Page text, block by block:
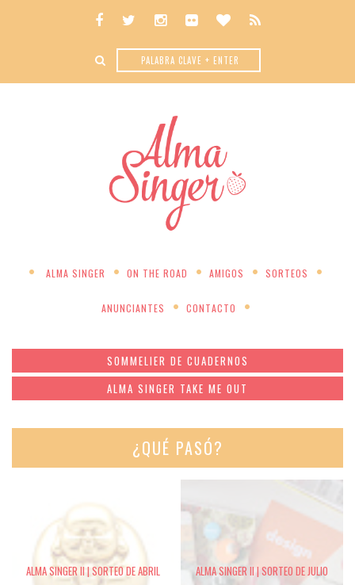
ALMA SINGER ON THE ROAD AMIGOS SORTEOS
ANUNCIANTES CONTACTO
SOMMELIER DE CUADERNOS
ALMA SINGER TAKE ME OUT
¿QUÉ PASÓ?
ALMA SINGER II | SORTEO DE ABRIL ALMA SINGER II | SORTEO DE JULIO